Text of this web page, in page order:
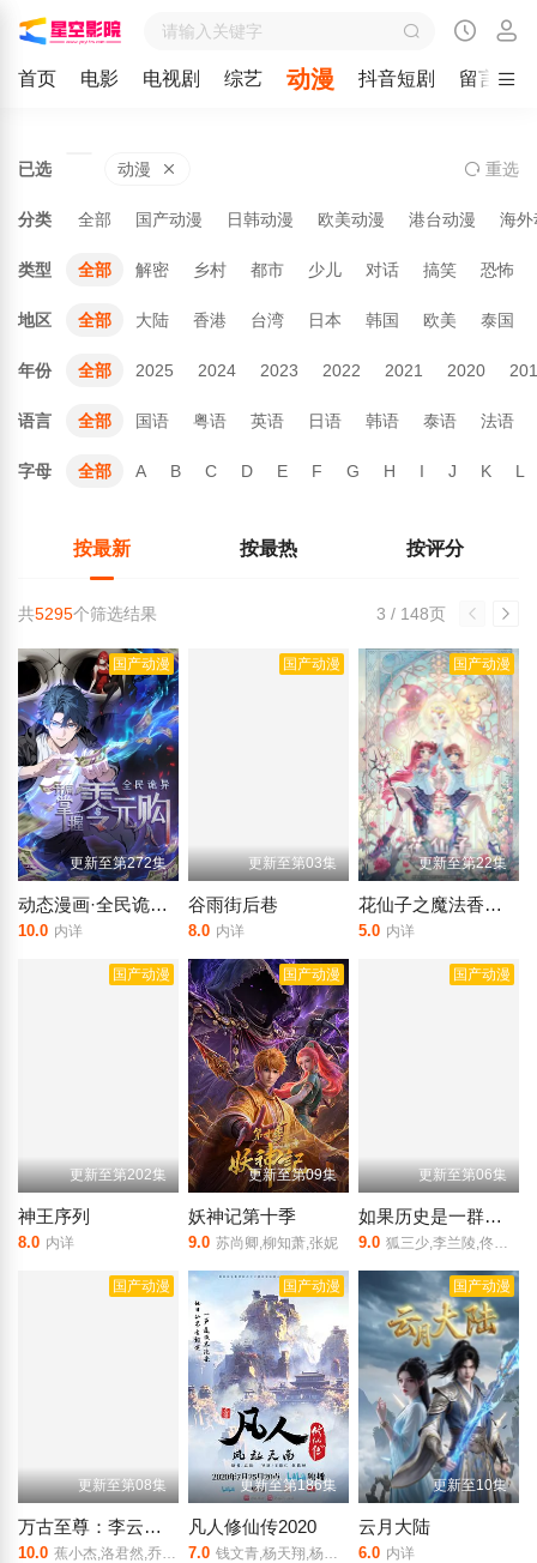
首页 电影 电视剧 综艺 动漫 抖音短剧 留言
已选 动漫 重选
分类 全部 国产动漫 日韩动漫 欧美动漫 港台动漫 海外
类型 全部 解密 乡村 都市 少儿 对话 搞笑 恐怖
地区 全部 大陆 香港 台湾 日本 韩国 欧美 泰国
年份 全部 2025 2024 2023 2022 2021 2020
语言 全部 国语 粤语 英语 日语 韩语 泰语 法语
字母 全部 A B C D E F G H I J K L
按最新 按最热 按评分
3 / 148页
共5295个筛选结果
国产动漫
更新至第272集
动态漫画·全民诡异：开局掌握零元购
10.0 内详
国产动漫
更新至第03集
谷雨街后巷
8.0 内详
国产动漫
更新至第22集
花仙子之魔法香对论
5.0 内详
国产动漫
更新至第202集
神王序列
8.0 内详
国产动漫
更新至第09集
妖神记第十季
9.0 苏尚卿,柳知萧,张妮
国产动漫
更新至第06集
如果历史是一群喵第十三季
9.0 狐三少,李兰陵,佟心竹,刘明月,叶知秋,阎么么,常蓉珊,李轻扬,闫夜桥
国产动漫
更新至第08集
万古至尊：李云霄传
10.0 蕉小杰,洛君然,乔木心,王晶,祁尧,沉香,林玄,唐泽宗,西拉,祁悦,莞殇,萧篙,霜霜,狴犴,海银,南田
国产动漫
更新至第186集
凡人修仙传2020
7.0 钱文青,杨天翔,杨默,歪歪,谷江山,乔诗语,佟心竹
国产动漫
更新至10集
云月大陆
6.0 内详